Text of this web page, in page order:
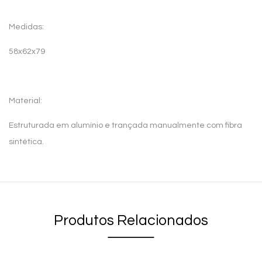
Medidas:
58x62x79
Material:
Estruturada em alumínio e trançada manualmente com fibra
sintética.
Produtos Relacionados